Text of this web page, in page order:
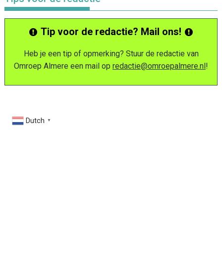
Tip voor de redactie? Mail ons!
Heb je een tip of opmerking? Stuur de redactie van
Omroep Almere een mail op redactie@omroepalmere.nl!
Dutch ▼